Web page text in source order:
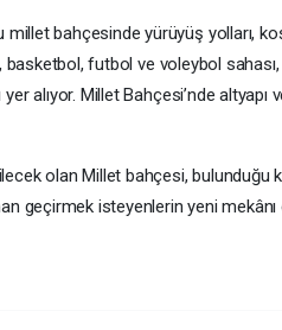
millet bahçesinde yürüyüş yolları,
futbol ve voleybol sahası,
alıyor. Millet Bahçesi’nde altyapı
olan Millet bahçesi, bulunduğu
geçirmek isteyenlerin yeni mekânı